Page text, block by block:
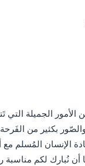
الأمور الجميلة التي
بكثير من
المُسلم مع
أن نُبارك لكم